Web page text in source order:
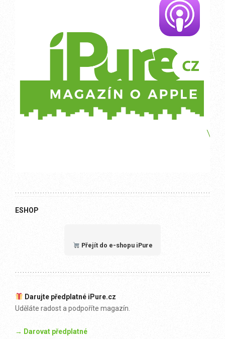
ESHOP
Přejít do e-shopu iPure
Darujte předplatné iPure.cz
Uděláte radost a podpoříte magazín.
→ Darovat předplatné